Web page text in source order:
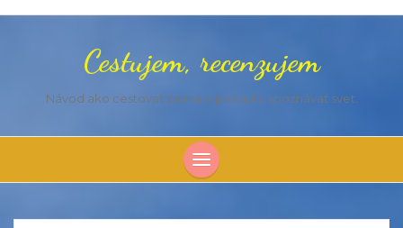
Cestujem, recenzujem
Návod ako cestovať za málo peňazí a spoznávať svet.